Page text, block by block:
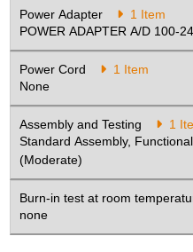
Power Adapter
1 Item
POWER ADAPTER A/D 100-
Power Cord
1 Item
None
Assembly and Testing
1
Standard Assembly,
(Moderate)
Burn-in test at room
none